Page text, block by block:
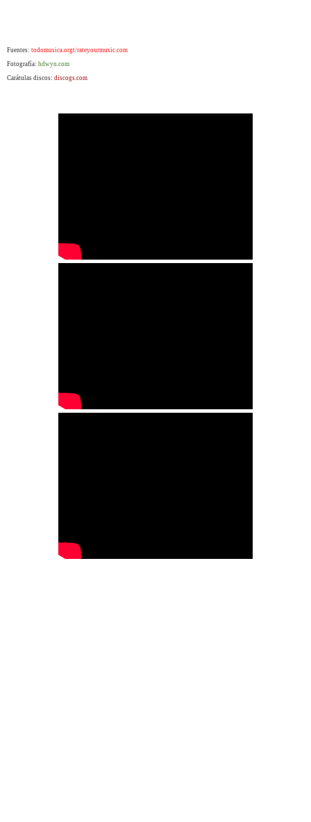
Fuentes: todomusica.orgt/rateyourmusic.com
Fotografía: hdwyn.com
Carátulas discos: discogs.com